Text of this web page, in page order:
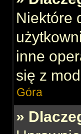
Niektóre
inne
się z
Góra
»